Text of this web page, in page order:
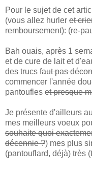
Pour le sujet de cet
(vous allez hurler et
remboursement): (re-
Bah ouais, après 1
et de cure de lait et
des trucs faut pas
commencer l'année
pantoufles et presque
Je présente d'ailleurs
mes meilleurs voeux
souhaite quoi
décennie ?) mes plus
(pantouflard, déjà) très